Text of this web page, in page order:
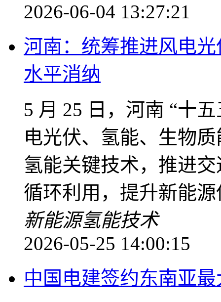
2026-06-04 13:27:21
河南：统筹推进风电
水平消纳
5 月 25 日，河南 “十
电光伏、氢能、生物
氢能关键技术，推进
循环利用，提升新能
新能源氢能技术
2026-05-25 14:00:15
中国电建签约东南亚